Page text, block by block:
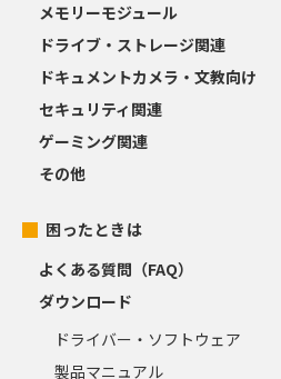
メモリーモジュール
ドライブ・ストレージ関連
ドキュメントカメラ・文教向け
セキュリティ関連
ゲーミング関連
その他
困ったときは
よくある質問（FAQ）
ダウンロード
ドライバー・ソフトウェア
製品マニュアル